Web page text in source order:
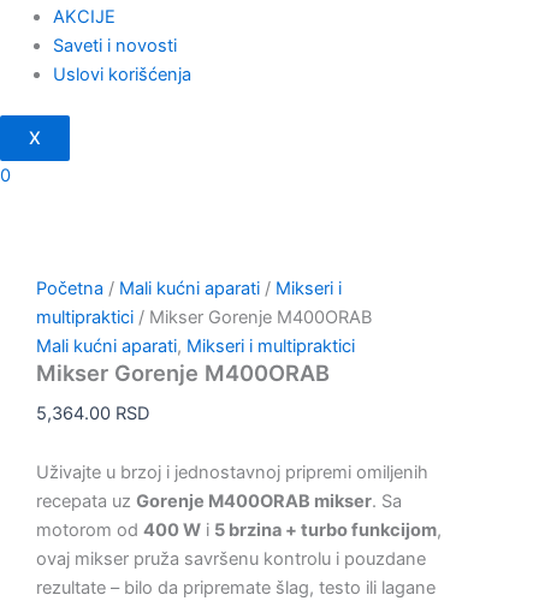
AKCIJE
Saveti i novosti
Uslovi korišćenja
X
0
Početna / Mali kućni aparati / Mikseri i
multipraktici / Mikser Gorenje M400ORAB
Mali kućni aparati, Mikseri i multipraktici
Mikser Gorenje M400ORAB
5,364.00 RSD
Uživajte u brzoj i jednostavnoj pripremi omiljenih
recepata uz Gorenje M400ORAB mikser. Sa
motorom od 400 W i 5 brzina + turbo funkcijom,
ovaj mikser pruža savršenu kontrolu i pouzdane
rezultate – bilo da pripremate šlag, testo ili lagane